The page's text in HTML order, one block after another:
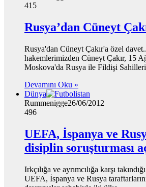
415
Rusya’dan Cüneyt
Rusya'dan Cüneyt Çakır'a özel
hakemlerimizden Cüneyt Çakır, 15
Moskova'da Rusya ile Fildişi
Devamını Oku »
Dünya
Rummenigge26/06/2012
496
UEFA, İspanya ve
disiplin soruşturması
Irkçılığa ve ayrımcılığa karşı
UEFA, İspanya ve Rusya